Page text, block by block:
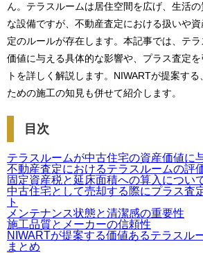
ん。テラスルームは居住空間を広げ、生活
な設備ですが、不動産査定における扱いや
定のルールが存在します。本記事では、テ
価値に与える具体的な影響や、プラス査定
トを詳しく解説します。NIWARTが提案す
ための施工の知見も併せて紹介します。
目次
テラスルームが中古住宅の資産価値に
不動産査定におけるテラスルームの評
固定資産税と延床面積への算入につい
中古住宅として売却する際にプラス査
ト
メンテナンス状態と清潔感の重要性
施工品質とメーカーの信頼性
NIWARTが提案する価値あるテラスル
まとめ